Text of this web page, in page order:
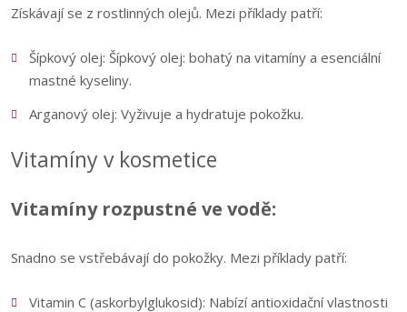
Získávají se z rostlinných olejů. Mezi příklady patří:
Šípkový olej: Šípkový olej: bohatý na vitamíny a esenciální
mastné kyseliny.
Arganový olej: Vyživuje a hydratuje pokožku.
Vitamíny v kosmetice
Vitamíny rozpustné ve vodě:
Snadno se vstřebávají do pokožky. Mezi příklady patří:
Vitamin C (askorbylglukosid): Nabízí antioxidační vlastnosti